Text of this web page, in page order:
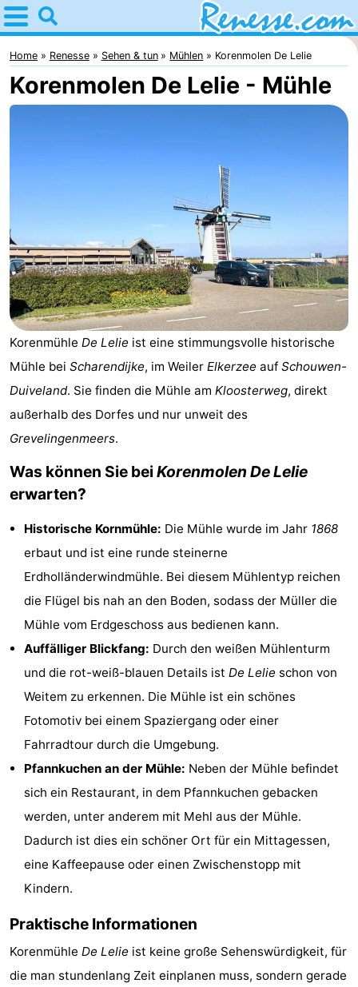
Home
Renesse
Tipps
-
Port
Greve
-
Zeeuwse
Kust
Campingplätze
Ferienhäuser
Buitenheem
-
Duinoord
Ginsterveld
Julianahoeve
Livingstone
Port
Greve
Zélande
Resort
Haamstede
Résidence
't
van
Haamstede
Schouwen
-
Schouwse
Valleien
Soeten
Haert
Wijde
Blick
Zeeland
Village
-
Zeeuwse
-
Home Renesse Sehen & tun Mühlen Korenmolen De Lelie
Korenmolen De Lelie - Mühle
Korenmühle De Lelie ist eine stimmungsvolle historische
Mühle bei Scharendijke, im Weiler Elkerzee auf Schouwen-
Duiveland. Sie finden die Mühle am Kloosterweg, direkt
außerhalb des Dorfes und nur unweit des
Grevelingenmeers.
Was können Sie bei Korenmolen De Lelie
erwarten?
Historische Kornmühle: Die Mühle wurde im Jahr 1868
erbaut und ist eine runde steinerne
Erdholländerwindmühle. Bei diesem Mühlentyp reichen
die Flügel bis nah an den Boden, sodass der Müller die
Mühle vom Erdgeschoss aus bedienen kann.
Auffälliger Blickfang: Durch den weißen Mühlenturm
und die rot-weiß-blauen Details ist De Lelie schon von
Weitem zu erkennen. Die Mühle ist ein schönes
Fotomotiv bei einem Spaziergang oder einer
Fahrradtour durch die Umgebung.
Pfannkuchen an der Mühle: Neben der Mühle befindet
sich ein Restaurant, in dem Pfannkuchen gebacken
werden, unter anderem mit Mehl aus der Mühle.
Dadurch ist dies ein schöner Ort für ein Mittagessen,
eine Kaffeepause oder einen Zwischenstopp mit
Kindern.
Praktische Informationen
Korenmühle De Lelie ist keine große Sehenswürdigkeit, für
die man stundenlang Zeit einplanen muss, sondern gerade